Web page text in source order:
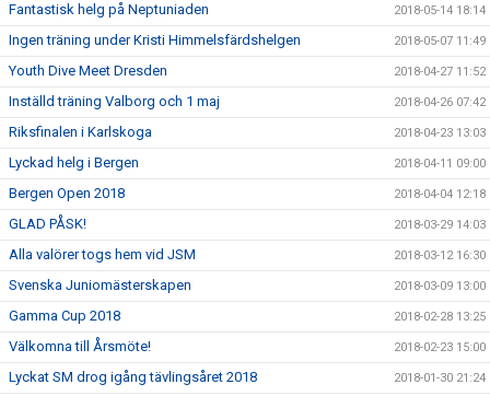
Fantastisk helg på Neptuniaden 2018-05-14 18:14
Ingen träning under Kristi Himmelsfärdshelgen 2018-05-07 11:49
Youth Dive Meet Dresden 2018-04-27 11:52
Inställd träning Valborg och 1 maj 2018-04-26 07:42
Riksfinalen i Karlskoga 2018-04-23 13:03
Lyckad helg i Bergen 2018-04-11 09:00
Bergen Open 2018 2018-04-04 12:18
GLAD PÅSK! 2018-03-29 14:03
Alla valörer togs hem vid JSM 2018-03-12 16:30
Svenska Juniomästerskapen 2018-03-09 13:00
Gamma Cup 2018 2018-02-28 13:25
Välkomna till Årsmöte! 2018-02-23 15:00
Lyckat SM drog igång tävlingsåret 2018 2018-01-30 21:24